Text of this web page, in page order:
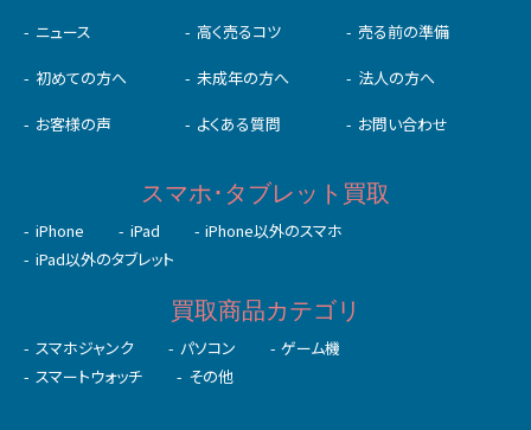
ニュース 高く売るコツ 売る前の準備
初めての⽅へ 未成年の⽅へ 法人の方へ
お客様の声 よくある質問 お問い合わせ
スマホ･タブレット買取
iPhone iPad
iPhone以外のスマホ
iPad以外のタブレット
買取商品カテゴリ
スマホジャンク パソコン
ゲーム機
スマートウォッチ
その他